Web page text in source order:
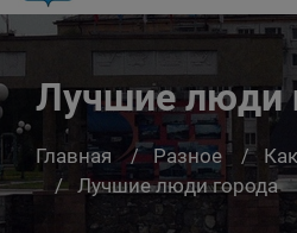
Лучшие люди
Главная Разное
Лучшие люди города